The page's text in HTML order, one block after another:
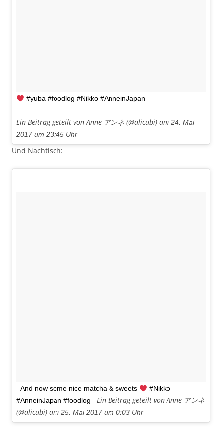
#yuba #foodlog #Nikko #AnneinJapan
Ein Beitrag geteilt von Anne アンネ (@alicubi) am 24. Mai
2017 um 23:45 Uhr
Und Nachtisch:
And now some nice matcha & sweets
#Nikko
#AnneinJapan #foodlog
Ein Beitrag geteilt von Anne アンネ
(@alicubi) am 25. Mai 2017 um 0:03 Uhr